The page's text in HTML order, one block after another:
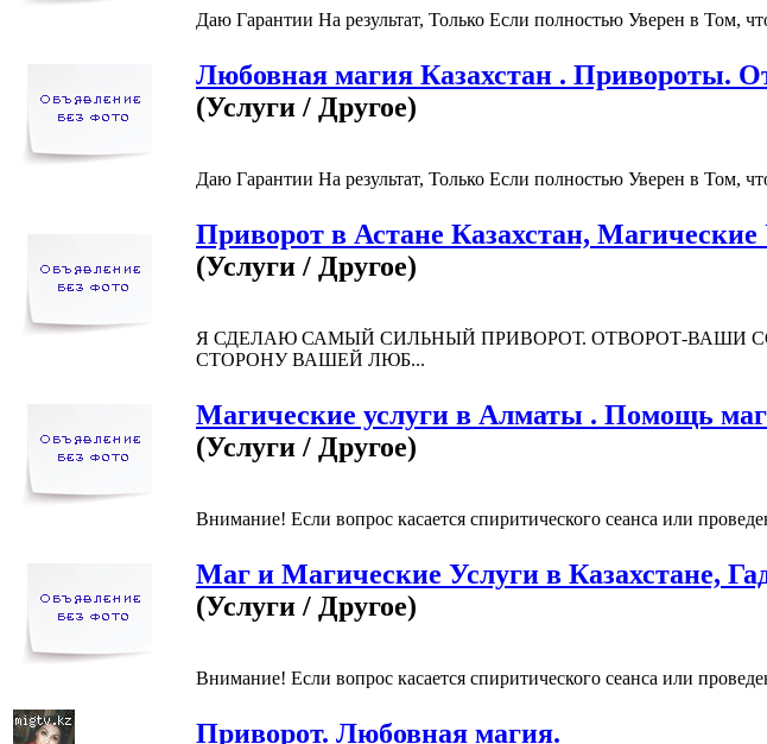
Даю Гарантии На результат, Только Если полностью Уверен в Том,
Любовная магия Казахстан . Привороты.
(Услуги / Другое)
Даю Гарантии На результат, Только Если полностью Уверен в Том,
Приворот в Астане Казахстан, Магические
(Услуги / Другое)
Я СДЕЛАЮ САМЫЙ СИЛЬНЫЙ ПРИВОРОТ. ОТВОРОТ-ВАШИ
СТОРОНУ ВАШЕЙ ЛЮБ...
Магические услуги в Алматы . Помощь
(Услуги / Другое)
Внимание! Если вопрос касается спиритического сеанса или
Маг и Магические Услуги в Казахстане,
(Услуги / Другое)
Внимание! Если вопрос касается спиритического сеанса или
Приворот. Любовная магия.